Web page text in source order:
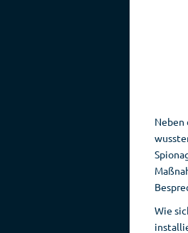
Neben
Wie